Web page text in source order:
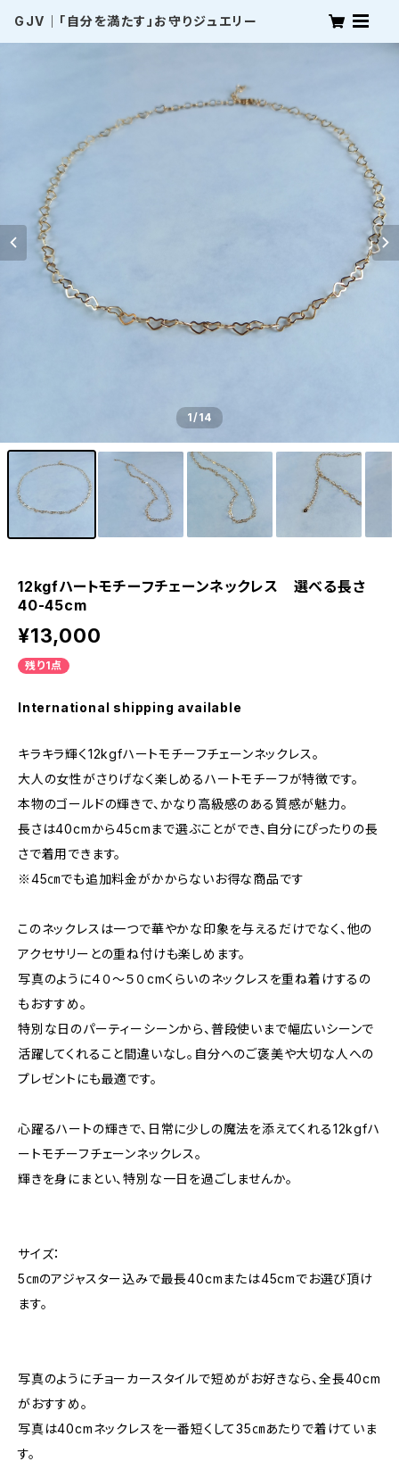
GJV｜「自分を満たす」お守りジュエリー
1/14
12kgfハートモチーフチェーンネックレス 選べる長さ
40-45cm
¥13,000
残り1点
International shipping available
キラキラ輝く12kgfハートモチーフチェーンネックレス。
大人の女性がさりげなく楽しめるハートモチーフが特徴です。
本物のゴールドの輝きで、かなり高級感のある質感が魅力。
長さは40cmから45cmまで選ぶことができ、自分にぴったりの長
さで着用できます。
※45㎝でも追加料金がかからないお得な商品です
このネックレスは一つで華やかな印象を与えるだけでなく、他の
アクセサリーとの重ね付けも楽しめます。
写真のように４０～５０cmくらいのネックレスを重ね着けするの
もおすすめ。
特別な日のパーティーシーンから、普段使いまで幅広いシーンで
活躍してくれること間違いなし。自分へのご褒美や大切な人への
プレゼントにも最適です。
心躍るハートの輝きで、日常に少しの魔法を添えてくれる12kgfハ
ートモチーフチェーンネックレス。
輝きを身にまとい、特別な一日を過ごしませんか。
サイズ：
5㎝のアジャスター込みで最長40cmまたは45cmでお選び頂け
ます。
写真のようにチョーカースタイルで短めがお好きなら、全長40cm
がおすすめ。
写真は40cmネックレスを一番短くして35㎝あたりで着けていま
す。